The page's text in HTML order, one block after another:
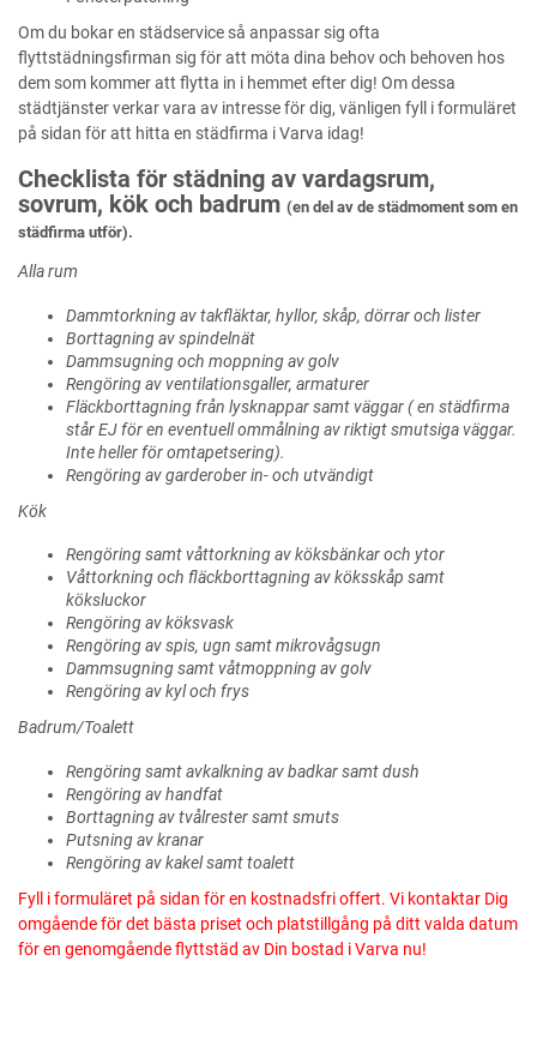
Om du bokar en städservice så anpassar sig ofta
flyttstädningsfirman sig för att möta dina behov och behoven hos
dem som kommer att flytta in i hemmet efter dig! Om dessa
städtjänster verkar vara av intresse för dig, vänligen fyll i formuläret
på sidan för att hitta en städfirma i Varva idag!
Checklista för städning av vardagsrum,
sovrum, kök och badrum (en del av de städmoment som en
städfirma utför).
Alla rum
Dammtorkning av takfläktar, hyllor, skåp, dörrar och lister
Borttagning av spindelnät
Dammsugning och moppning av golv
Rengöring av ventilationsgaller, armaturer
Fläckborttagning från lysknappar samt väggar ( en städfirma
står EJ för en eventuell ommålning av riktigt smutsiga väggar.
Inte heller för omtapetsering).
Rengöring av garderober in- och utvändigt
Kök
Rengöring samt våttorkning av köksbänkar och ytor
Våttorkning och fläckborttagning av köksskåp samt
köksluckor
Rengöring av köksvask
Rengöring av spis, ugn samt mikrovågsugn
Dammsugning samt våtmoppning av golv
Rengöring av kyl och frys
Badrum/Toalett
Rengöring samt avkalkning av badkar samt dush
Rengöring av handfat
Borttagning av tvålrester samt smuts
Putsning av kranar
Rengöring av kakel samt toalett
Fyll i formuläret på sidan för en kostnadsfri offert. Vi kontaktar Dig
omgående för det bästa priset och platstillgång på ditt valda datum
för en genomgående flyttstäd av Din bostad i Varva nu!